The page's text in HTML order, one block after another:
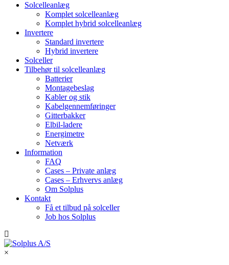
Solcelleanlæg
Komplet solcelleanlæg
Komplet hybrid solcelleanlæg
Invertere
Standard invertere
Hybrid invertere
Solceller
Tilbehør til solcelleanlæg
Batterier
Montagebeslag
Kabler og stik
Kabelgennemføringer
Gitterbakker
Elbil-ladere
Energimetre
Netværk
Information
FAQ
Cases – Private anlæg
Cases – Erhvervs anlæg
Om Solplus
Kontakt
Få et tilbud på solceller
Job hos Solplus
×